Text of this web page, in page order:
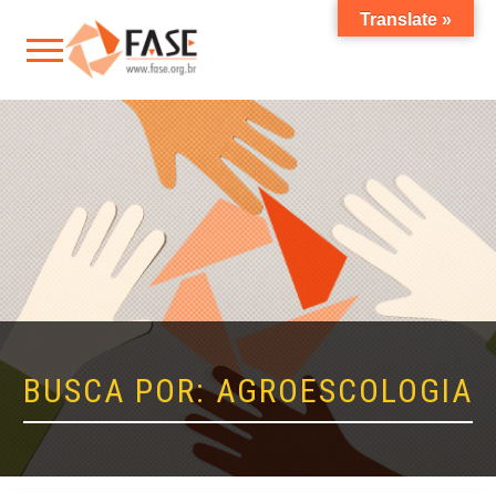
BUSCA POR: AGROESCOLOGIA
Translate »